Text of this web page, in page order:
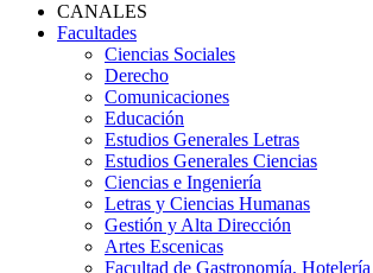
CANALES
Facultades
Ciencias Sociales
Derecho
Comunicaciones
Educación
Estudios Generales Letras
Estudios Generales Ciencias
Ciencias e Ingeniería
Letras y Ciencias Humanas
Gestión y Alta Dirección
Artes Escenicas
Facultad de Gastronomía,